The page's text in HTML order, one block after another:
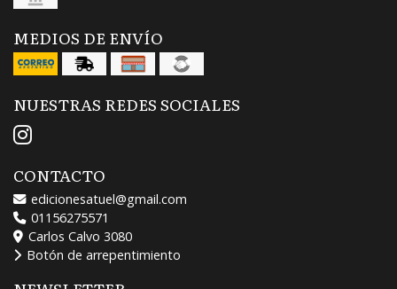
MEDIOS DE ENVÍO
NUESTRAS REDES SOCIALES
CONTACTO
edicionesatuel@gmail.com
01156275571
Carlos Calvo 3080
Botón de arrepentimiento